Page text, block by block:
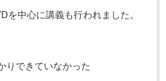
を中心に講義も行われました。
りできていなかった